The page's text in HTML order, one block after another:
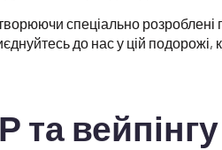
спеціально розроблені
до нас у цій
та вейпінгу